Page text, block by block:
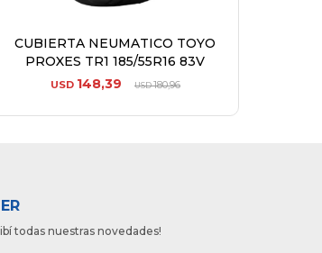
CUBIERTA NEUMATICO TOYO
PROXES TR1 185/55R16 83V
USD 148,39 USD180,96
todas nuestras novedades!